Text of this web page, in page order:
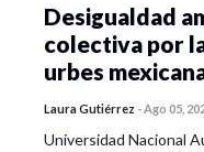
Desigualdad
colectiva por
urbes
Laura Gutiérrez -Ago 05,
Universidad Nacional